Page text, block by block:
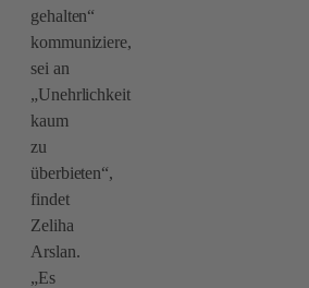
gehalten“
kommuniziere,
sei an
„Unehrlichkeit
kaum
zu
überbieten“,
findet
Zeliha
Arslan.
„Es